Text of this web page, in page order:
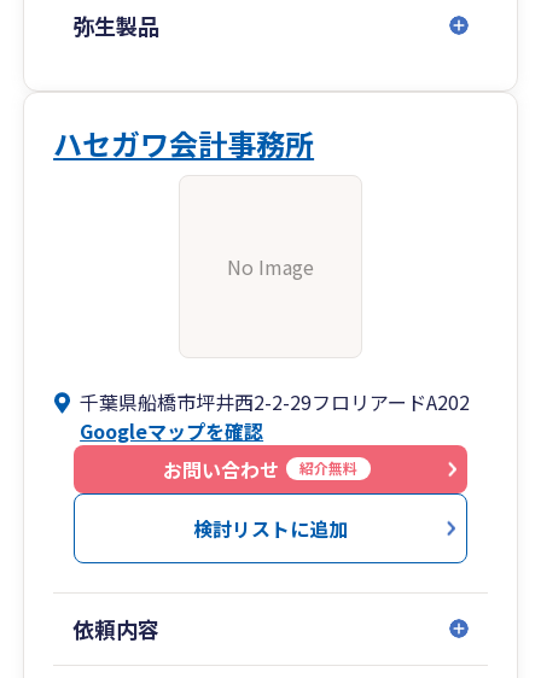
弥生製品
ハセガワ会計事務所
No Image
千葉県船橋市坪井西2-2-29フロリアードA202
Googleマップを確認
お問い合わせ
紹介無料
検討リストに追加
依頼内容